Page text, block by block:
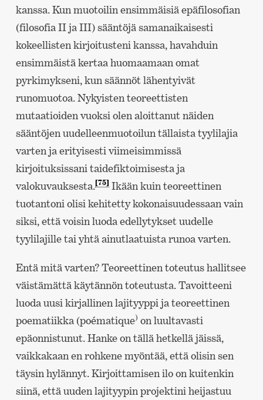
kanssa. Kun muotoilin ensimmäisiä epäfilosofian
(filosofia II ja III) sääntöjä samanaikaisesti
kokeellisten kirjoitusteni kanssa, havahduin
ensimmäistä kertaa huomaamaan omat
pyrkimykseni, kun säännöt lähentyivät
runomuotoa. Nykyisten teoreettisten
mutaatioiden vuoksi olen aloittanut näiden
sääntöjen uudelleenmuotoilun tällaista tyylilajia
varten ja erityisesti viimeisimmissä
kirjoituksissani taidefiktoimisesta ja
valokuvauksesta.[75]Ikään kuin teoreettinen
tuotantoni olisi kehitetty kokonaisuudessaan vain
siksi, että voisin luoda edellytykset uudelle
tyylilajille tai yhtä ainutlaatuista runoa varten.
Entä mitä varten? Teoreettinen toteutus hallitsee
väistämättä käytännön toteutusta. Tavoitteeni
luoda uusi kirjallinen lajityyppi ja teoreettinen
poematiikka (poématique) on luultavasti
epäonnistunut. Hanke on tällä hetkellä jäissä,
vaikkakaan en rohkene myöntää, että olisin sen
täysin hylännyt. Kirjoittamisen ilo on kuitenkin
siinä, että uuden lajityypin projektini heijastuu